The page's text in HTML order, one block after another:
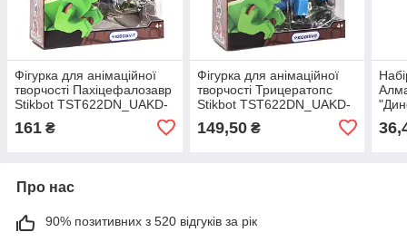
Фігурка для анімаційної
творчості Пахіцефалозавр
Stikbot TST622DN_UAKD-
161 ₴
Фігурка для анімаційної
творчості Трицератопс
Stikbot TST622DN_UAKD-
149,50₴
Про нас
90% позитивних з 520 відгуків за рік